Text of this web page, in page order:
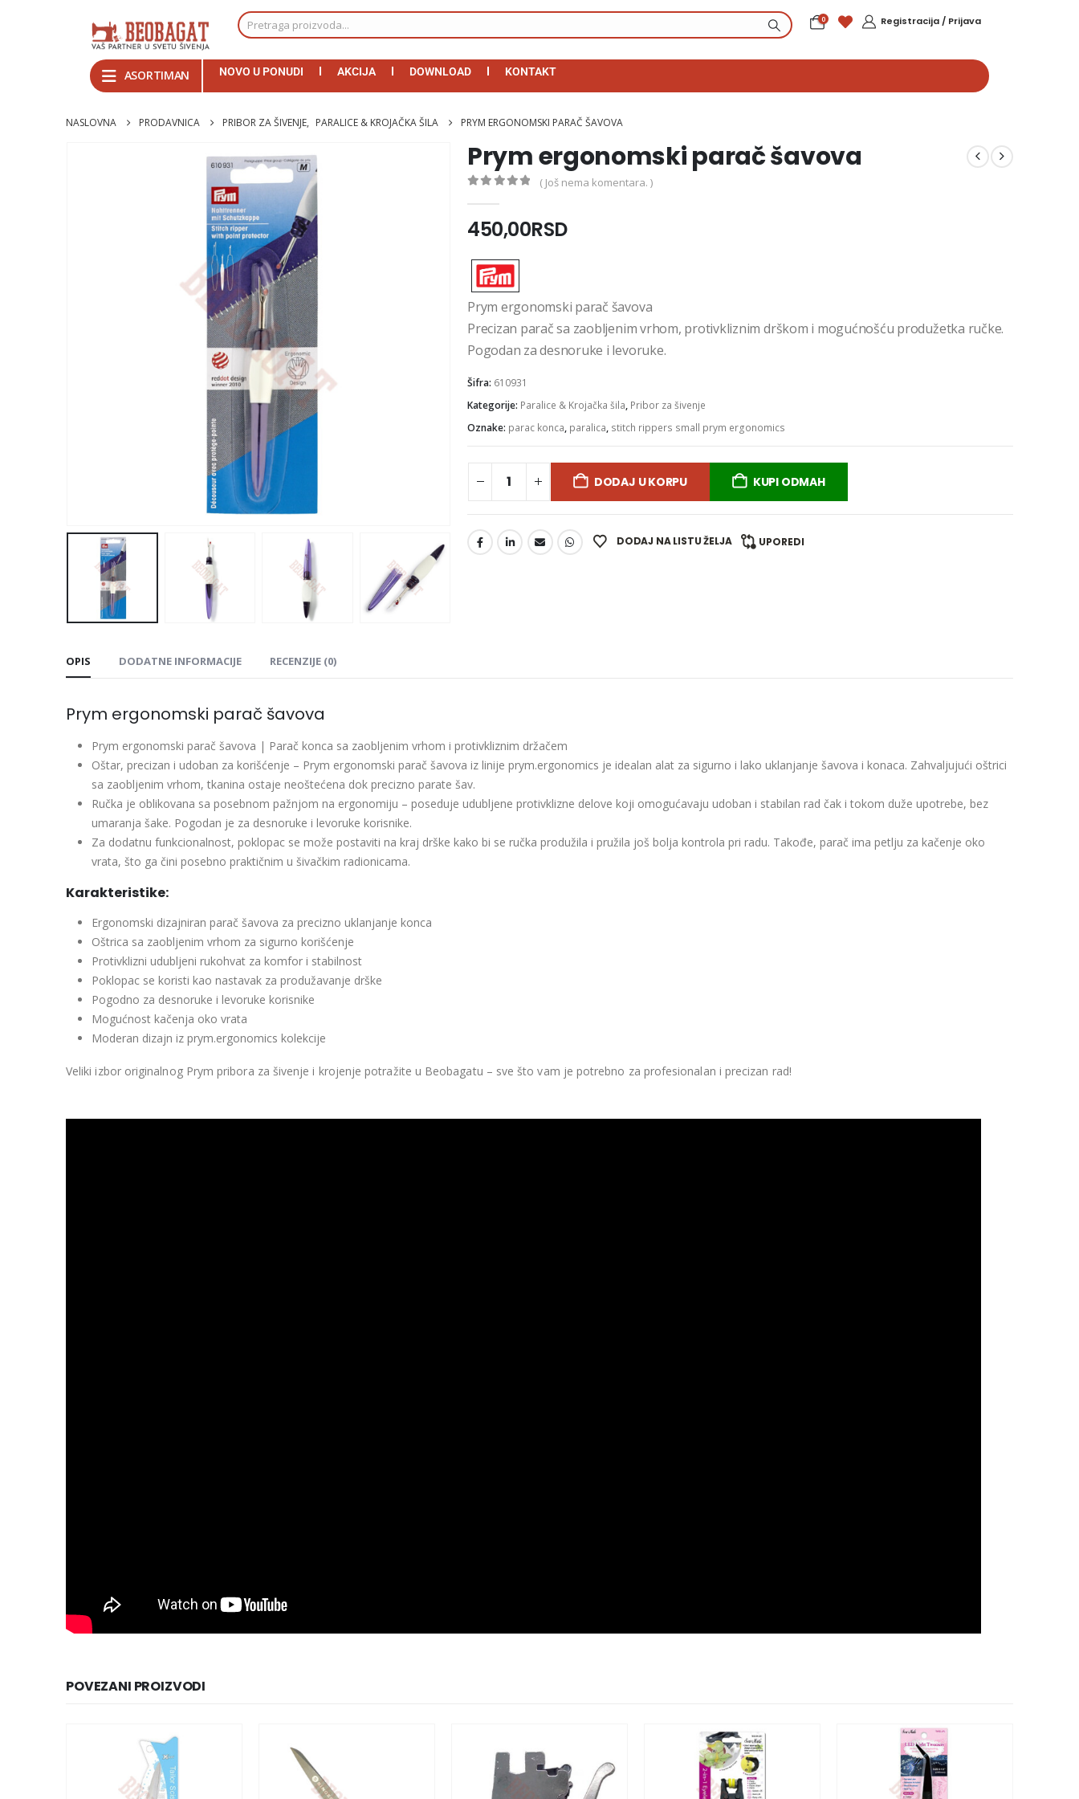
0 Registracija / Prijava
ASORTIMAN NOVO U PONUDI AKCIJA DOWNLOAD KONTAKT
NASLOVNA PRODAVNICA PRIBOR ZA ŠIVENJE, PARALICE & KROJAČKA ŠILA PRYM ERGONOMSKI PARAČ ŠAVOVA
Prym ergonomski parač šavova
( Još nema komentara. )
450,00RSD
Prym ergonomski parač šavova
Precizan parač sa zaobljenim vrhom, protivkliznim drškom i mogućnošću produžetka ručke.
Pogodan za desnoruke i levoruke.
Šifra: 610931
Kategorije: Paralice & Krojačka šila, Pribor za šivenje
Oznake: parac konca, paralica, stitch rippers small prym ergonomics
DODAJ U KORPU KUPI ODMAH
DODAJ NA LISTU ŽELJA UPOREDI
OPIS DODATNE INFORMACIJE RECENZIJE (0)
Prym ergonomski parač šavova
Prym ergonomski parač šavova | Parač konca sa zaobljenim vrhom i protivkliznim držačem
Oštar, precizan i udoban za korišćenje – Prym ergonomski parač šavova iz linije prym.ergonomics je idealan alat za sigurno i lako uklanjanje šavova i konaca. Zahvaljujući oštrici
sa zaobljenim vrhom, tkanina ostaje neoštećena dok precizno parate šav.
Ručka je oblikovana sa posebnom pažnjom na ergonomiju – poseduje udubljene protivklizne delove koji omogućavaju udoban i stabilan rad čak i tokom duže upotrebe, bez
umaranja šake. Pogodan je za desnoruke i levoruke korisnike.
Za dodatnu funkcionalnost, poklopac se može postaviti na kraj drške kako bi se ručka produžila i pružila još bolja kontrola pri radu. Takođe, parač ima petlju za kačenje oko
vrata, što ga čini posebno praktičnim u šivačkim radionicama.
Karakteristike:
Ergonomski dizajniran parač šavova za precizno uklanjanje konca
Oštrica sa zaobljenim vrhom za sigurno korišćenje
Protivklizni udubljeni rukohvat za komfor i stabilnost
Poklopac se koristi kao nastavak za produžavanje drške
Pogodno za desnoruke i levoruke korisnike
Mogućnost kačenja oko vrata
Moderan dizajn iz prym.ergonomics kolekcije
Veliki izbor originalnog Prym pribora za šivenje i krojenje potražite u Beobagatu – sve što vam je potrebno za profesionalan i precizan rad!
POVEZANI PROIZVODI